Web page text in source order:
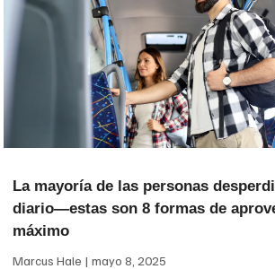
La mayoría de las personas
diario—estas son 8 formas de
máximo
Marcus Hale mayo 8, 2025